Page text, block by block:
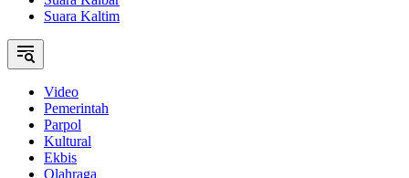
Suara Kaltim
Video
Pemerintah
Parpol
Kultural
Ekbis
Olahraga